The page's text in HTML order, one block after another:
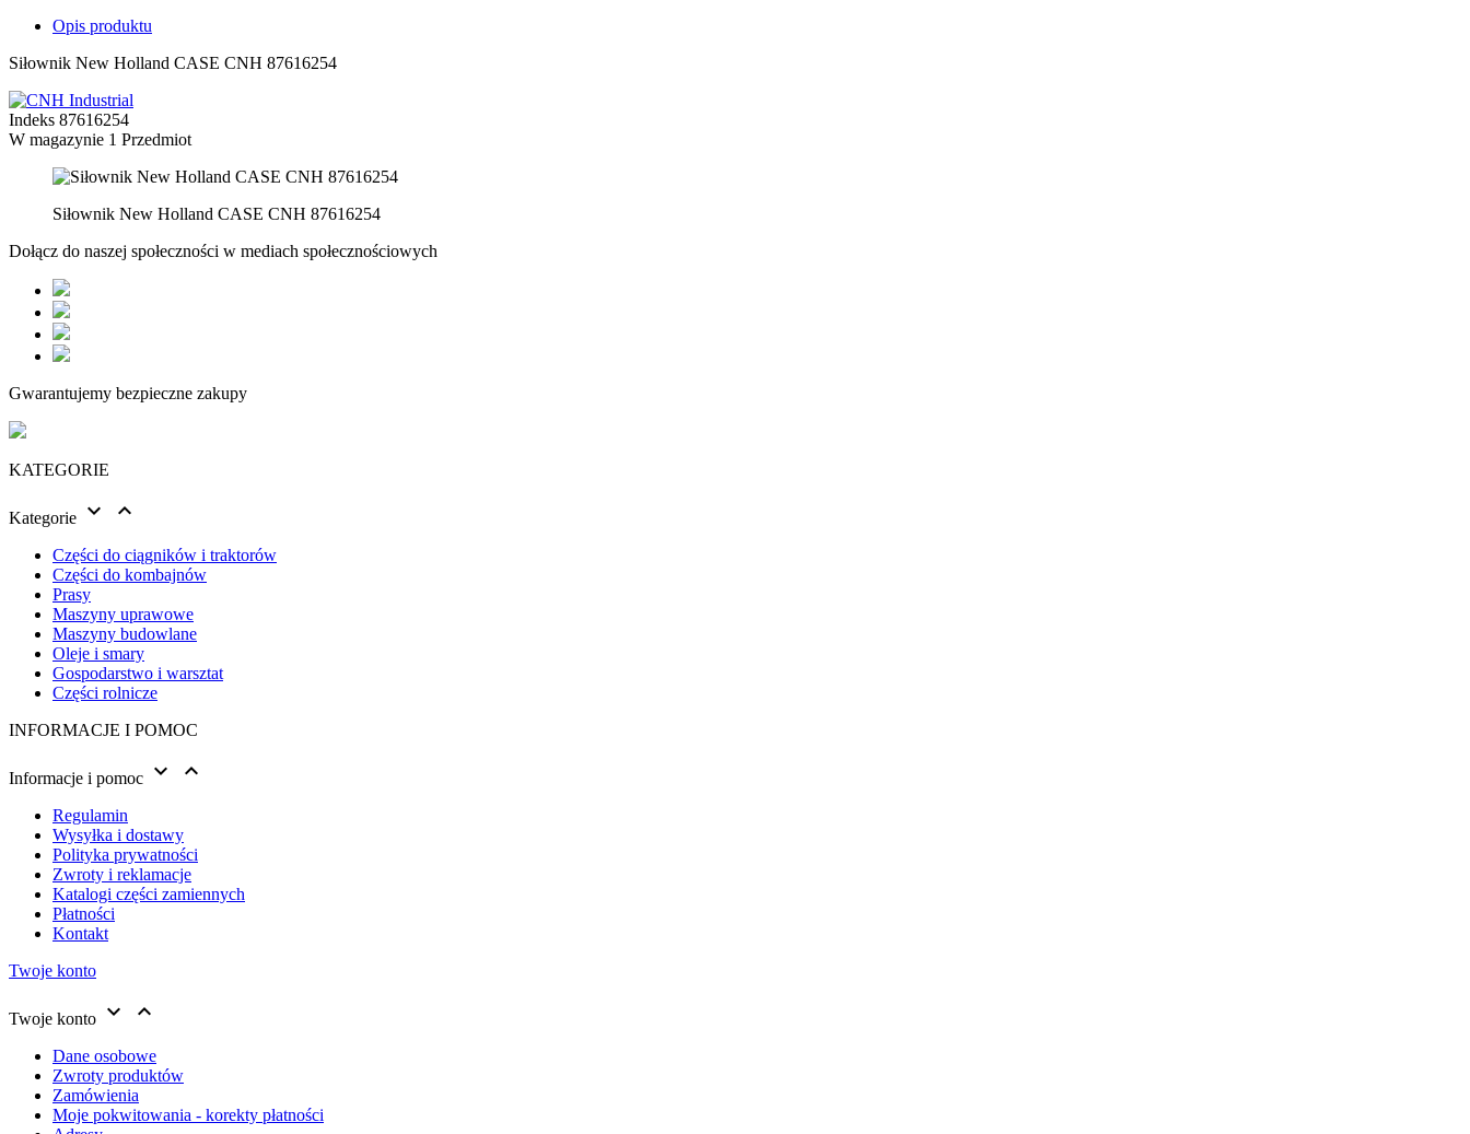
Opis produktu
Siłownik New Holland CASE CNH 87616254
Indeks 87616254
W magazynie 1 Przedmiot
Siłownik New Holland CASE CNH 87616254
Dołącz do naszej społeczności w mediach społecznościowych
Gwarantujemy bezpieczne zakupy
KATEGORIE
Kategorie  
Części do ciągników i traktorów
Części do kombajnów
Prasy
Maszyny uprawowe
Maszyny budowlane
Oleje i smary
Gospodarstwo i warsztat
Części rolnicze
INFORMACJE I POMOC
Informacje i pomoc  
Regulamin
Wysyłka i dostawy
Polityka prywatności
Zwroty i reklamacje
Katalogi części zamiennych
Płatności
Kontakt
Twoje konto
Twoje konto  
Dane osobowe
Zwroty produktów
Zamówienia
Moje pokwitowania - korekty płatności